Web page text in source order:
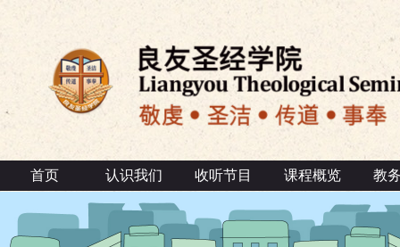
首页 认识我们 收听节目 课程概览 教